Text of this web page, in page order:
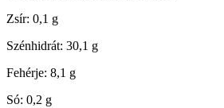
Zsír: 0,1 g
Szénhidrát: 30,1 g
Fehérje: 8,1 g
Só: 0,2 g